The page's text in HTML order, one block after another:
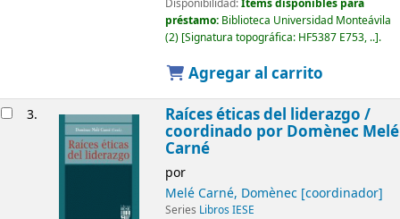
Disponibilidad:Ítems disponibles para
préstamo: Biblioteca Universidad Monteávila
(2) Signatura topográfica: HF5387 E753, .. .
Agregar al carrito
3. Raíces éticas del liderazgo /
coordinado por Domènec Melé
Carné
por
Melé Carné, Domènec[coordinador]
Series Libros IESE